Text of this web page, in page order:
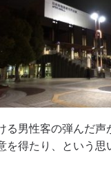
男性客の弾んだ声
得たり、という思